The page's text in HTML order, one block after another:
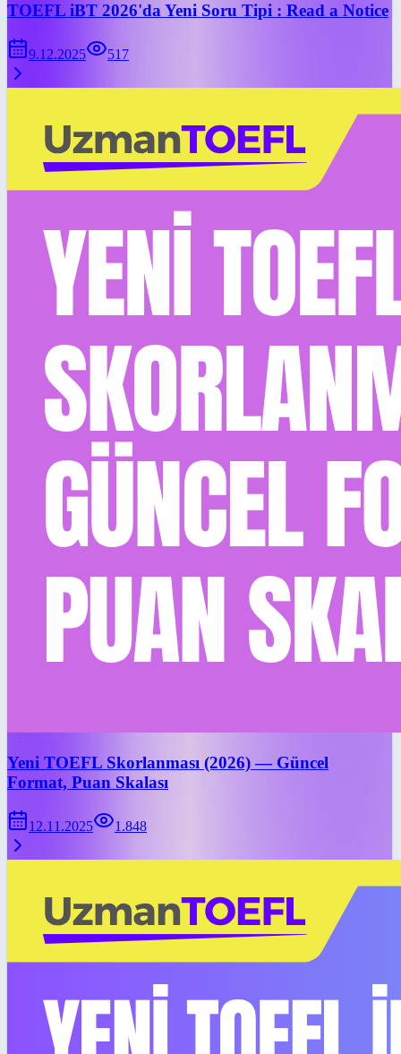
TOEFL iBT 2026'da Yeni Soru Tipi : Read a Notice
9.12.2025 517
Yeni TOEFL Skorlanması (2026) — Güncel
Format, Puan Skalası
12.11.2025 1.848